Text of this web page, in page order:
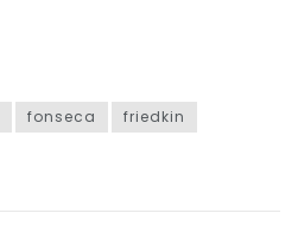
fonseca
friedkin